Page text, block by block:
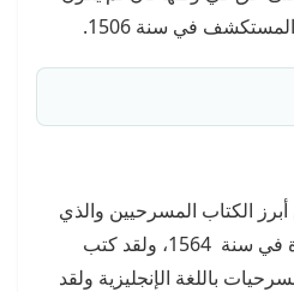
في سنة 1506.
الكتاب المسرحيين والذي
لقد ولد في المملكة المتحدة في سنة 1564، ولقد كتب
باللغة الإنجليزية ولقد